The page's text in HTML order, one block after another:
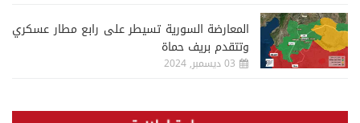
المعارضة السورية تسيطر على رابع مطار عسكري
وتتقدم بريف حماة
03 ديسمبر, 2024